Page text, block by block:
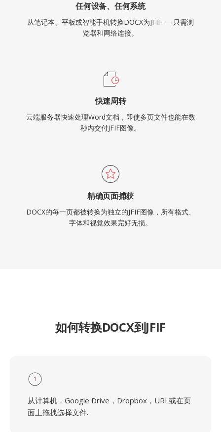
任何设备、任何系统
从笔记本、平板或智能手机转换DOCX为JFIF — 只需浏
览器和网络连接。
快速周转
云端服务器快速处理Word文档，即使多页文件也能在数
秒内交付JFIF图像。
精确页面捕获
DOCX的每一页都被转换为独立的JFIF图像，所有格式、
字体和视觉效果完好无损。
如何转换DOCX到JFIF
1
从计算机，Google Drive，Dropbox，URL或在页
面上拖拽选择文件.